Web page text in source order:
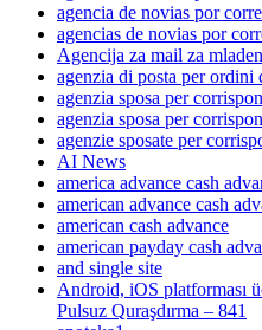
agencia de novias por
agencias de novias por
Agencija za mail za
agenzia di posta per ordini
agenzia sposa per
agenzia sposa per
agenzie sposate per
AI News
america advance cash
american advance cash
american cash advance
american payday cash
and single site
Android, iOS platforması
Pulsuz Quraşdırma – 841